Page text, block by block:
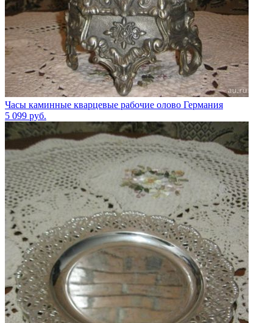
Часы каминные кварцевые рабочие олово Германия
5 099 руб.